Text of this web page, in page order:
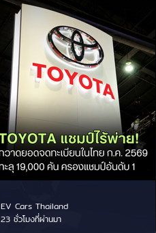
36,000 คัน จากเดิมตั้งไว้ 30,000
คัน โดยพร้อมเร่งส่งมอบรถค้างสต็อก
(Back Order) ทั้งหมดในระยะเวลาอัน
สั้น - ปรับเป้าเติบโต & เคลียร์ Back
Order: ยอดขายครึ่งปีแรกที่เติบโตสูง
ถึง 67% ประกอบกับการแก้ไขปัญหา
การนำเข้าชิ้นส่วนจากสถานการณ์
ตึงเครียดในตะว
EV Cars Thailand
23 ชั่วโมงที่ผ่านมา